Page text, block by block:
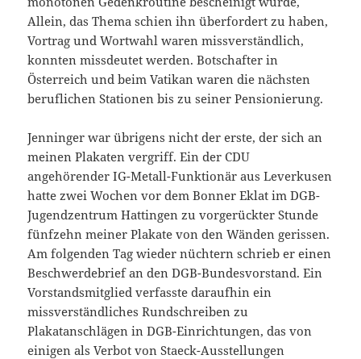
Allein, das Thema schien ihn überfordert zu haben,
Vortrag und Wortwahl waren missverständlich,
konnten missdeutet werden. Botschafter in
Österreich und beim Vatikan waren die nächsten
beruflichen Stationen bis zu seiner Pensionierung.
Jenninger war übrigens nicht der erste, der sich an
meinen Plakaten vergriff. Ein der CDU
angehörender IG-Metall-Funktionär aus Leverkusen
hatte zwei Wochen vor dem Bonner Eklat im DGB-
Jugendzentrum Hattingen zu vorgerückter Stunde
fünfzehn meiner Plakate von den Wänden gerissen.
Am folgenden Tag wieder nüchtern schrieb er einen
Beschwerdebrief an den DGB-Bundesvorstand. Ein
Vorstandsmitglied verfasste daraufhin ein
missverständliches Rundschreiben zu
Plakatanschlägen in DGB-Einrichtungen, das von
einigen als Verbot von Staeck-Ausstellungen